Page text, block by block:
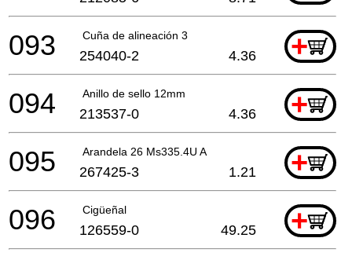
Cuña de alineación 3 +
093 254040-2 4.36
Anillo de sello 12mm +
094 213537-0 4.36
Arandela 26 Ms335.4U A +
095 267425-3 1.21
Cigüeñal +
096 126559-0 49.25